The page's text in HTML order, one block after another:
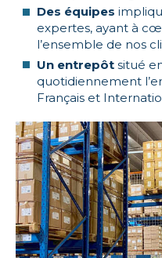
Des équipes
expertes, ayant à
l’ensemble de nos
Un entrepôt situé
quotidiennement
Français et